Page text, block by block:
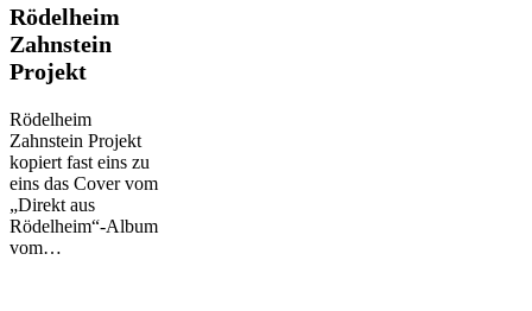
Rödelheim
Zahnstein
Projekt
Rödelheim
Zahnstein
Projekt
Rödelheim
Zahnstein Projekt
kopiert fast eins zu
eins das Cover vom
„Direkt aus
Rödelheim“-Album
vom…